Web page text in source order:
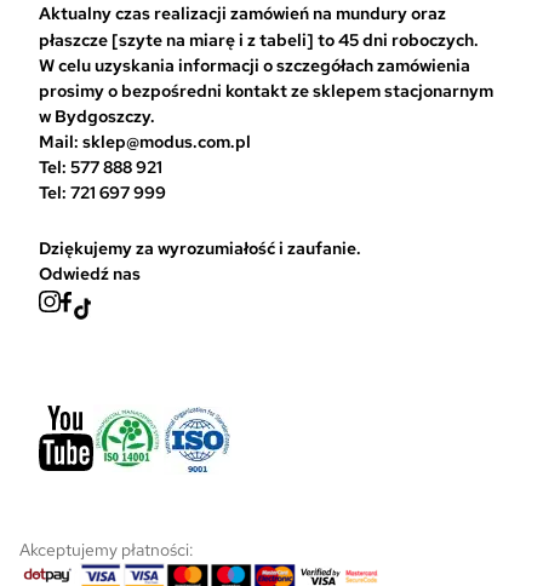
b
r
a
ć
o
Aktualny czas realizacji zamówień na mundury oraz
płaszcze [szyte na miarę i z tabeli] to 45 dni roboczych.
W celu uzyskania informacji o szczegółach zamówienia
prosimy o bezpośredni kontakt ze sklepem stacjonarnym
w Bydgoszczy.
Mail: sklep@modus.com.pl
Tel: 577 888 921
Tel: 721 697 999
Dziękujemy za wyrozumiałość i zaufanie.
Odwiedź nas
Akceptujemy płatności: